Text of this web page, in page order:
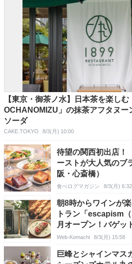
【東京・御茶ノ水】日本茶を楽し
OCHANOMIZU」の抹茶アフタヌー
ソーダ
CAKE.TOKYO 8/3(月) 10:00
待望の関西初出店！
ーストが大人気のブ
阪・心斎橋）
食べログマガジン 8/3(月) 6:32
朝8時からワインが
トラン「escapism
月オープン！バゲッ
クロワッサンなどを
本市
Web-Komachi 8/3(月) 15:58
巨峰とシャインマス